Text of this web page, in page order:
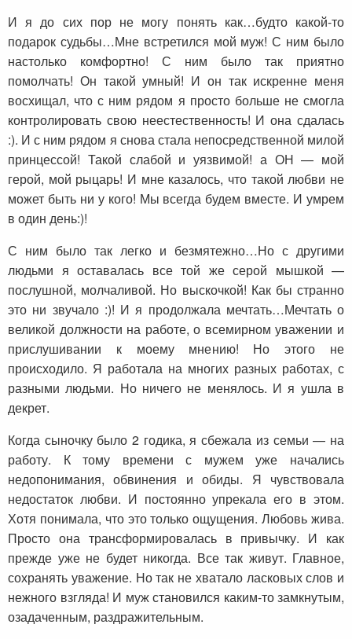
И я до сих пор не могу понять как…будто какой-то
подарок судьбы…Мне встретился мой муж! С ним было
настолько комфортно! С ним было так приятно
помолчать! Он такой умный! И он так искренне меня
восхищал, что с ним рядом я просто больше не смогла
контролировать свою неестественность! И она сдалась
:). И с ним рядом я снова стала непосредственной милой
принцессой! Такой слабой и уязвимой! а ОН — мой
герой, мой рыцарь! И мне казалось, что такой любви не
может быть ни у кого! Мы всегда будем вместе. И умрем
в один день:)!
С ним было так легко и безмятежно…Но с другими
людьми я оставалась все той же серой мышкой —
послушной, молчаливой. Но выскочкой! Как бы странно
это ни звучало :)! И я продолжала мечтать…Мечтать о
великой должности на работе, о всемирном уважении и
прислушивании к моему мнению! Но этого не
происходило. Я работала на многих разных работах, с
разными людьми. Но ничего не менялось. И я ушла в
декрет.
Когда сыночку было 2 годика, я сбежала из семьи — на
работу. К тому времени с мужем уже начались
недопонимания, обвинения и обиды. Я чувствовала
недостаток любви. И постоянно упрекала его в этом.
Хотя понимала, что это только ощущения. Любовь жива.
Просто она трансформировалась в привычку. И как
прежде уже не будет никогда. Все так живут. Главное,
сохранять уважение. Но так не хватало ласковых слов и
нежного взгляда! И муж становился каким-то замкнутым,
озадаченным, раздражительным.